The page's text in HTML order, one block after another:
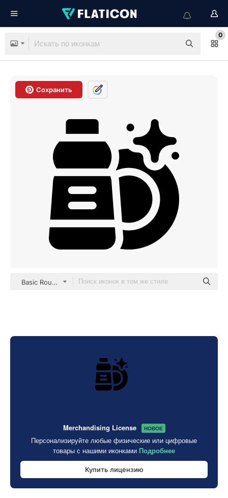
0
Сохранить
Basic Rounded Filled
Merchandising License НОВОЕ
Персонализируйте любые физические или цифровые
товары с нашими иконками Подробнее
Купить лицензию